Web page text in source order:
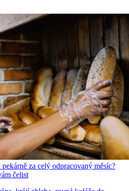
za celý odpracovaný měsíc?
čelist